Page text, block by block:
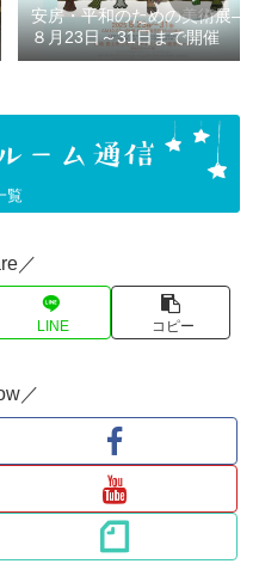
安房・平和のための美術展―
８月23日～31日まで開催
覧
／
LINE コピー
／